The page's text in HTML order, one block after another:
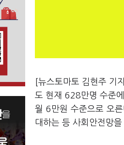
[뉴스토마토 김현주 기
도 현재 628만명 수준
월 6만원 수준으로 오
대하는 등 사회안전망을